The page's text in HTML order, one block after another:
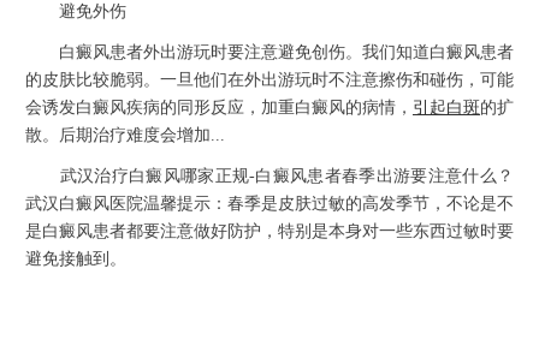
避免外伤
白癜风患者外出游玩时要注意避免创伤。我们知道白癜风患者
的皮肤比较脆弱。一旦他们在外出游玩时不注意擦伤和碰伤，可能
会诱发白癜风疾病的同形反应，加重白癜风的病情， 引起白斑的扩
散。后期治疗难度会增加...
武汉治疗白癜风哪家正规-白癜风患者春季出游要注意什么？
武汉白癜风医院温馨提示：春季是皮肤过敏的高发季节，不论是不
是白癜风患者都要注意做好防护，特别是本身对一些东西过敏时要
避免接触到。